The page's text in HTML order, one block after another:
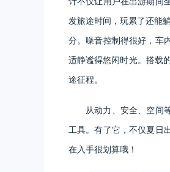
发旅途时间，玩累了还能
分。噪音控制得很好，车
适静谧得悠闲时光。搭载
途征程。
从动力、安全、空间
工具。有了它，不仅夏日
在入手很划算哦！